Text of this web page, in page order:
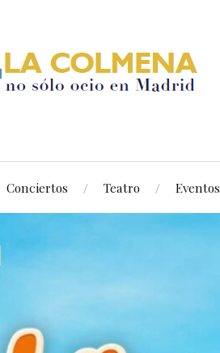
Conciertos Teatro Eventos